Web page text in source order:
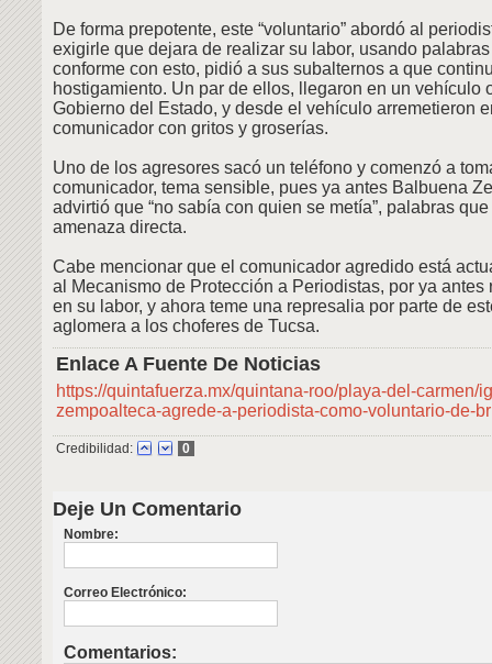
De forma prepotente, este “voluntario” abordó al
exigirle que dejara de realizar su labor, usando
conforme con esto, pidió a sus subalternos a que
hostigamiento. Un par de ellos, llegaron en un vehículo
Gobierno del Estado, y desde el vehículo arremetieron
comunicador con gritos y groserías.
Uno de los agresores sacó un teléfono y comenzó a
comunicador, tema sensible, pues ya antes Balbuena
advirtió que “no sabía con quien se metía”, palabras
amenaza directa.
Cabe mencionar que el comunicador agredido está
al Mecanismo de Protección a Periodistas, por ya antes
en su labor, y ahora teme una represalia por parte de
aglomera a los choferes de Tucsa.
Enlace A Fuente De Noticias
https://quintafuerza.mx/quintana-roo/playa-del-carmen/
zempoalteca-agrede-a-periodista-como-voluntario-de-
Credibilidad: 0
Deje Un Comentario
Nombre:
Correo Electrónico:
Comentarios: